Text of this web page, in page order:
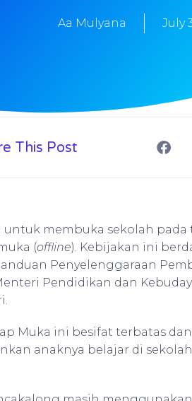
Aa Mulyana July
This Post
membuka sekolah pada
(offline). Kebijakan ini
Penyelenggaraan
Pendidikan dan
Muka ini besifat terbatas
anaknya belajar di